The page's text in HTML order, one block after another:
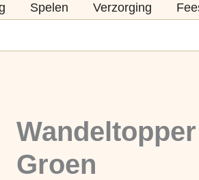
Spelen Verzorging
Groen
Bellenblaas
Groen
aantal